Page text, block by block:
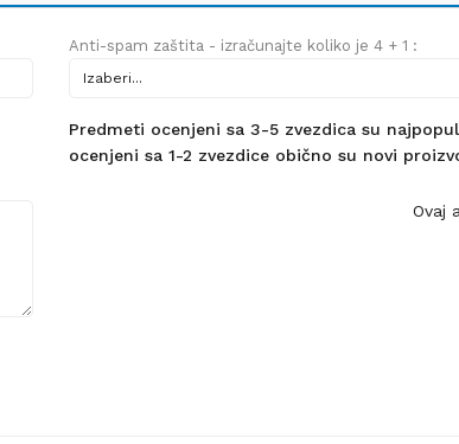
Anti-spam zaštita - izračunajte koliko je 4 + 1 :
Predmeti ocenjeni sa 3-5 zvezdica su
ocenjeni sa 1-2 zvezdice obično su novi
Ovaj